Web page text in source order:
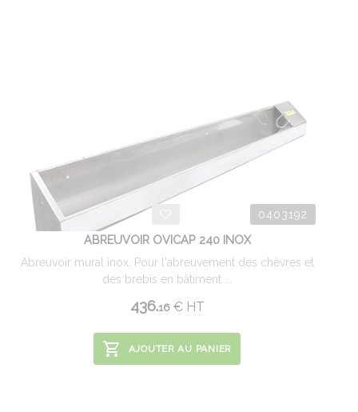
0403192
ABREUVOIR OVICAP 240 INOX
Abreuvoir mural inox. Pour l'abreuvement des chèvres et
des brebis en bâtiment ...
436.16 €HT
AJOUTER AU PANIER